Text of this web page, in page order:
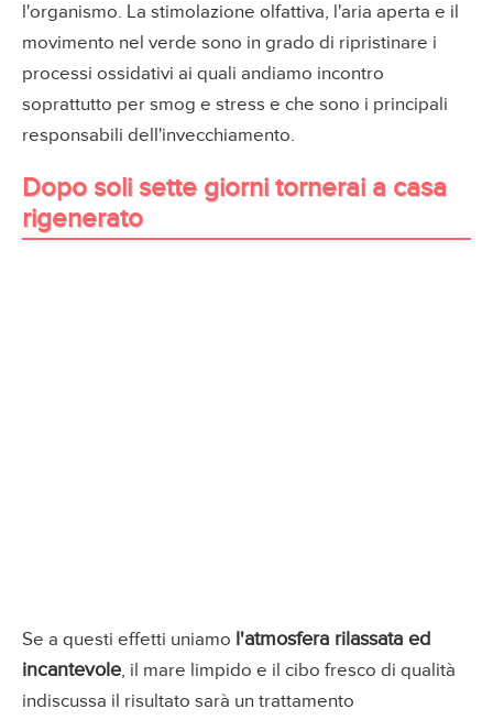
l'organismo. La stimolazione olfattiva, l'aria aperta e il
movimento nel verde sono in grado di ripristinare i
processi ossidativi ai quali andiamo incontro
soprattutto per smog e stress e che sono i principali
responsabili dell'invecchiamento.
Dopo soli sette giorni tornerai a casa
rigenerato
Se a questi effetti uniamo l'atmosfera rilassata ed
incantevole, il mare limpido e il cibo fresco di qualità
indiscussa il risultato sarà un trattamento